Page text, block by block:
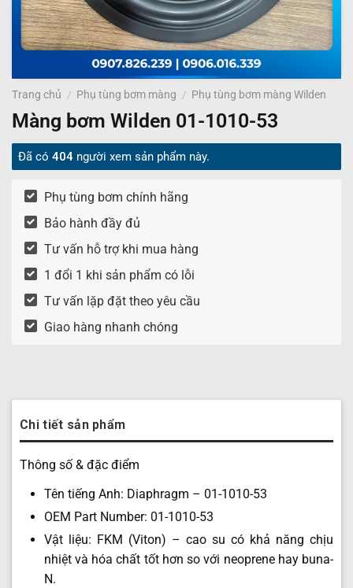
Trang chủ / Phụ tùng bơm màng / Phụ tùng bơm màng Wilden
Màng bơm Wilden 01-1010-53
Đã có 404 người xem sản phẩm này.
Phụ tùng bơm chính hãng
Bảo hành đầy đủ
Tư vấn hỗ trợ khi mua hàng
1 đổi 1 khi sản phẩm có lỗi
Tư vấn lặp đặt theo yêu cầu
Giao hàng nhanh chóng
Chi tiết sản phẩm
Thông số & đặc điểm
Tên tiếng Anh: Diaphragm – 01-1010-53
OEM Part Number: 01-1010-53
Vật liệu: FKM (Viton) – cao su có khả năng chịu
nhiệt và hóa chất tốt hơn so với neoprene hay buna-
N.